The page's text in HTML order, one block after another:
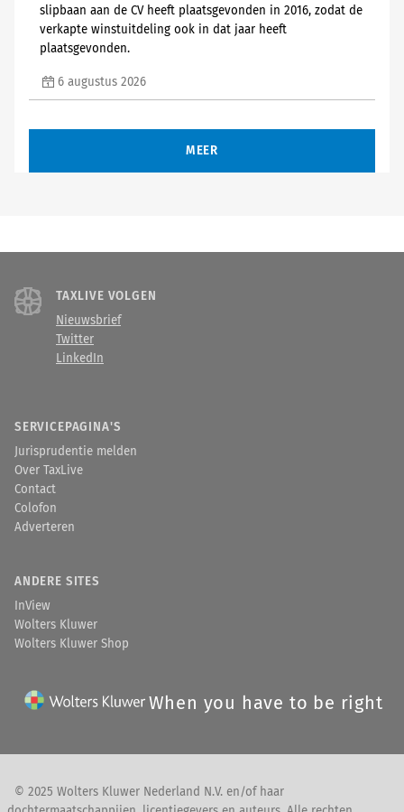
slipbaan aan de CV heeft plaatsgevonden in 2016, zodat de
verkapte winstuitdeling ook in dat jaar heeft
plaatsgevonden.
6 augustus 2026
MEER
TAXLIVE VOLGEN
Nieuwsbrief
Twitter
LinkedIn
SERVICEPAGINA'S
Jurisprudentie melden
Over TaxLive
Contact
Colofon
Adverteren
ANDERE SITES
InView
Wolters Kluwer
Wolters Kluwer Shop
When you have to be right
© 2025 Wolters Kluwer Nederland N.V. en/of haar